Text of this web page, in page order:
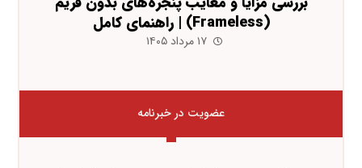
(Frameless) | راهنمای کامل
۱۷ مرداد ۱۴۰۵
عضویت در خبرنامه